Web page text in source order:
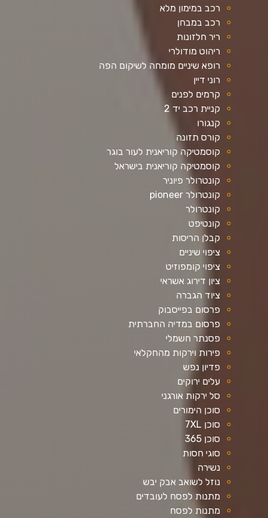
רכב במימון מלא
רכב במבחן
ריר חלזונות
ריהוט מודולרי
רופא שיניים מומחה לשיקום הפה
רוני דיין
קרמים לפנים
קניית רכב יד 2
קנגורו
קורס תזונה
קוסמטיקה קוריאנית לעור בוגר
קוסמטיקה קוריאנית בישראל
קונטרולר פיוניר
קונטרולר pioneer
קונטרולר
קונטיפט
קבלן הריסות
ציפוי שיניים
ציפוי קומפוזיט
ציון דירוג אשראי
ציוד הגברה
פרסום בפייסבוק
פרסום במדיה החברתית
פסנתר חשמלי
פירות וירקות מהחקלאי
פדיון נפש
עלים ירוקים
סל ירקות אורגני
סוכן הימורים
סוכן 7XL
סוכן 365
סוגי חסות
נשירה
נוזל לשואב אבק יבש
מתנות לפסח לעובדים
מתנות לפסח